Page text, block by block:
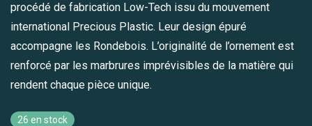
procédé de fabrication Low-Tech issu du mouvement
international Precious Plastic. Leur design épuré
accompagne les Rondebois. L’originalité de l’ornement est
renforcé par les marbrures imprévisibles de la matière qui
rendent chaque pièce unique.
26 en stock